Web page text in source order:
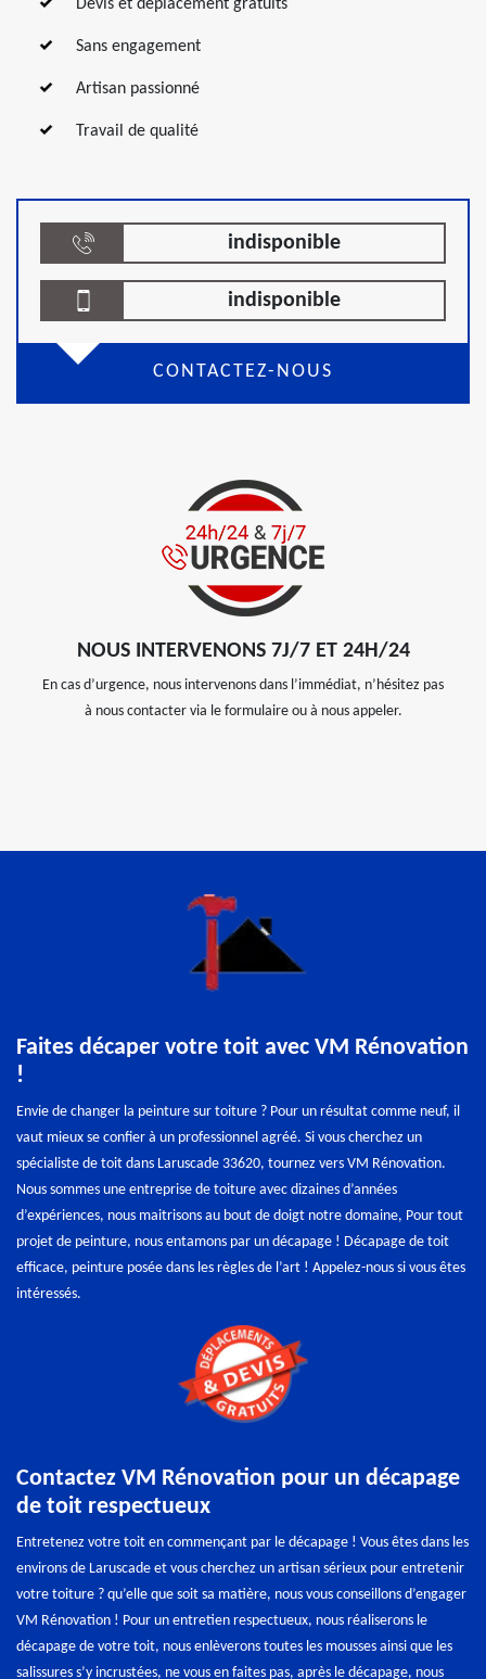
Devis et déplacement gratuits
Sans engagement
Artisan passionné
Travail de qualité
indisponible
indisponible
CONTACTEZ-NOUS
NOUS INTERVENONS 7J/7 ET 24H/24
En cas d’urgence, nous intervenons dans l’immédiat, n’hésitez pas
à nous contacter via le formulaire ou à nous appeler.
Faites décaper votre toit avec VM Rénovation
!
Envie de changer la peinture sur toiture ? Pour un résultat comme neuf, il
vaut mieux se confier à un professionnel agréé. Si vous cherchez un
spécialiste de toit dans Laruscade 33620, tournez vers VM Rénovation.
Nous sommes une entreprise de toiture avec dizaines d’années
d’expériences, nous maitrisons au bout de doigt notre domaine, Pour tout
projet de peinture, nous entamons par un décapage ! Décapage de toit
efficace, peinture posée dans les règles de l’art ! Appelez-nous si vous êtes
intéressés.
Contactez VM Rénovation pour un décapage
de toit respectueux
Entretenez votre toit en commençant par le décapage ! Vous êtes dans les
environs de Laruscade et vous cherchez un artisan sérieux pour entretenir
votre toiture ? qu’elle que soit sa matière, nous vous conseillons d’engager
VM Rénovation ! Pour un entretien respectueux, nous réaliserons le
décapage de votre toit, nous enlèverons toutes les mousses ainsi que les
salissures s’y incrustées, ne vous en faites pas, après le décapage, nous